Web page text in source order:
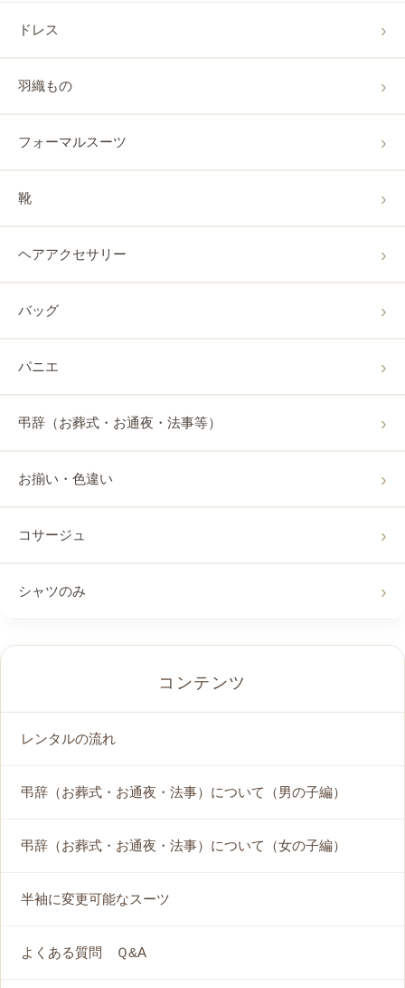
ドレス
羽織もの
フォーマルスーツ
靴
ヘアアクセサリー
バッグ
パニエ
弔辞（お葬式・お通夜・法事等）
お揃い・色違い
コサージュ
シャツのみ
コンテンツ
レンタルの流れ
弔辞（お葬式・お通夜・法事）について（男の子編）
弔辞（お葬式・お通夜・法事）について（女の子編）
半袖に変更可能なスーツ
よくある質問 Ｑ&A